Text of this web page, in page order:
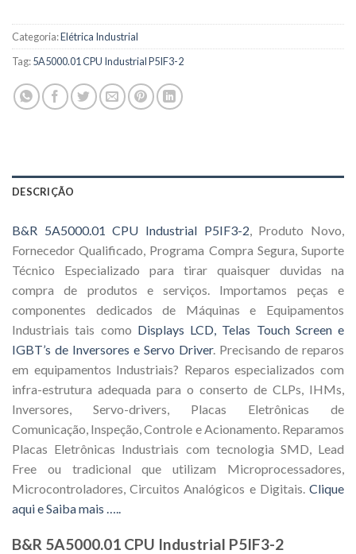
Categoria:Elétrica Industrial
Tag:5A5000.01 CPU Industrial P5IF3-2
DESCRIÇÃO
B&R 5A5000.01 CPU Industrial P5IF3-2, Produto Novo,
Fornecedor Qualificado, Programa Compra Segura, Suporte
Técnico Especializado para tirar quaisquer duvidas na
compra de produtos e serviços. Importamos peças e
componentes dedicados de Máquinas e Equipamentos
Industriais tais como Displays LCD, Telas Touch Screen e
IGBT’s de Inversores e Servo Driver. Precisando de reparos
em equipamentos Industriais? Reparos especializados com
infra-estrutura adequada para o conserto de CLPs, IHMs,
Inversores, Servo-drivers, Placas Eletrônicas de
Comunicação, Inspeção, Controle e Acionamento. Reparamos
Placas Eletrônicas Industriais com tecnologia SMD, Lead
Free ou tradicional que utilizam Microprocessadores,
Microcontroladores, Circuitos Analógicos e Digitais. Clique
aqui e Saiba mais …..
B&R 5A5000.01 CPU Industrial P5IF3-2